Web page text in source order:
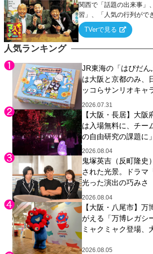
人気ランキング
JR東海の「はぴだん
は大阪と京都のみ、
ッコらサンリオキャ
やグッズが登場
2026.07.31
【大阪・長居】大阪
は入場無料に、チー
の自由研究の課題に
ガーデン 大阪」へ招
2026.08.04
鬼塚英吉（反町隆史
された光景。ドラマ
光った演出の巧みさ
2026.08.04
【大阪・八尾市】万
がえる「万博レガシ
ミャクミャク登場、
展示も
2026.08.05
関西で「話題の出来事」
習」、「人気の行列がで
るテーマについて好き放
ていく関西色を前面に押
TVerで見る